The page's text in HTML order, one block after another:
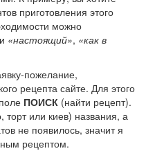
приготовления этого
можно
«настоящий», «как в
пожелание,
рецепта сайте. Для этого
ПОИСК (найти рецепт).
или киев) названия, а
не появилось, значит я
рецептом.